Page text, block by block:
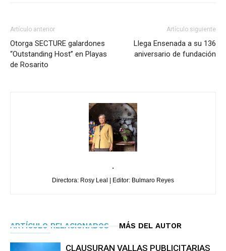
Artículo anterior
Otorga SECTURE galardones
“Outstanding Host’’ en Playas
de Rosarito
Artículo siguiente
Llega Ensenada a su 136
aniversario de fundación
.
Directora: Rosy Leal | Editor: Bulmaro Reyes
ARTÍCULO RELACIONADOS MÁS DEL AUTOR
CLAUSURAN VALLAS PUBLICITARIAS